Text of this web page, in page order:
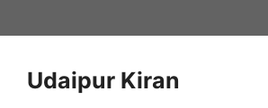
to
Udaipur Kiran